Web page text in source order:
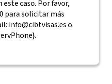
caso. Por favor,
para solicitar más
info@cibtvisas.eso